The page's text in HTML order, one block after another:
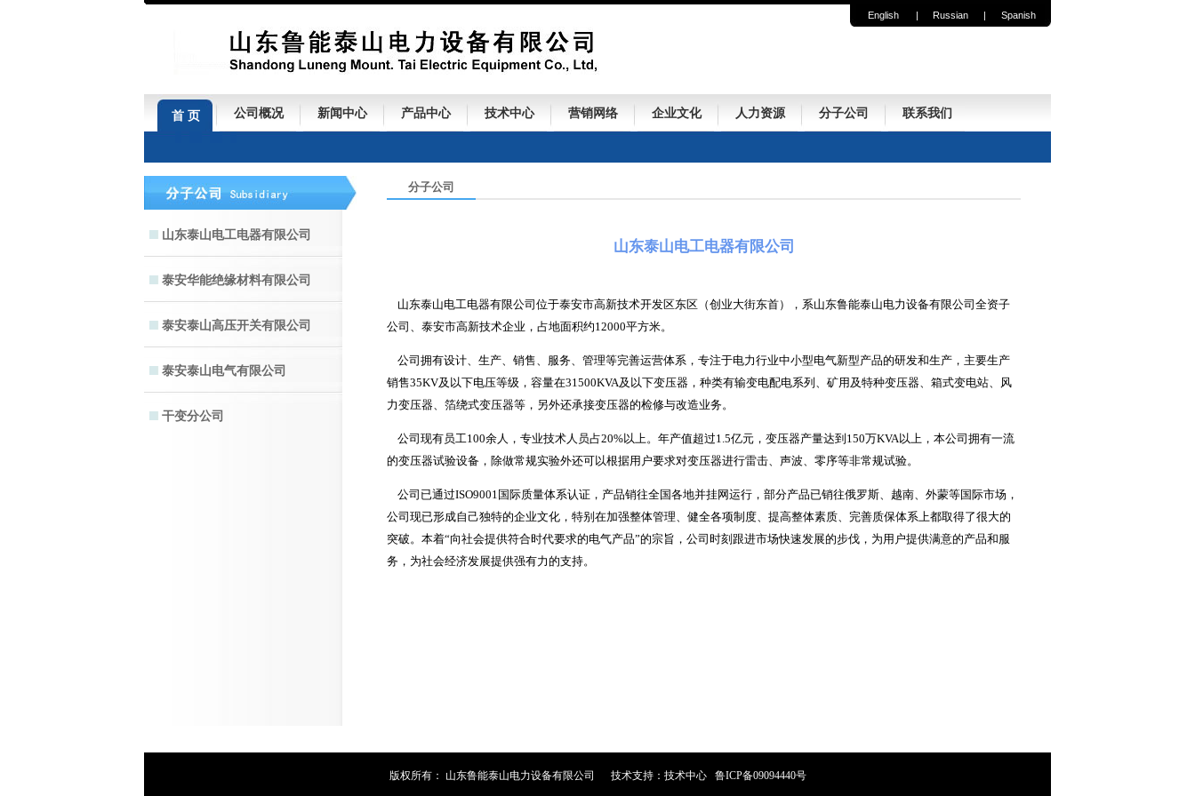
English | Russian | Spanish
首 页 公司概况 新闻中心 产品中心 技术中心 营销网络 企业文化 人力资源 分子公司 联系我们
山东泰山电工电器有限公司
泰安华能绝缘材料有限公司
泰安泰山高压开关有限公司
泰安泰山电气有限公司
干变分公司
分子公司
山东泰山电工电器有限公司
山东泰山电工电器有限公司位于泰安市高新技术开发区东区（创业大街东首），系山东鲁能泰山电力设备有限公司全资子
公司、泰安市高新技术企业，占地面积约12000平方米。
公司拥有设计、生产、销售、服务、管理等完善运营体系，专注于电力行业中小型电气新型产品的研发和生产，主要生产
销售35KV及以下电压等级，容量在31500KVA及以下变压器，种类有输变电配电系列、矿用及特种变压器、箱式变电站、风
力变压器、箔绕式变压器等，另外还承接变压器的检修与改造业务。
公司现有员工100余人，专业技术人员占20%以上。年产值超过1.5亿元，变压器产量达到150万KVA以上，本公司拥有一流
的变压器试验设备，除做常规实验外还可以根据用户要求对变压器进行雷击、声波、零序等非常规试验。
公司已通过ISO9001国际质量体系认证，产品销往全国各地并挂网运行，部分产品已销往俄罗斯、越南、外蒙等国际市场，
公司现已形成自己独特的企业文化，特别在加强整体管理、健全各项制度、提高整体素质、完善质保体系上都取得了很大的
突破。本着“向社会提供符合时代要求的电气产品”的宗旨，公司时刻跟进市场快速发展的步伐，为用户提供满意的产品和服
务，为社会经济发展提供强有力的支持。
版权所有： 山东鲁能泰山电力设备有限公司 技术支持：技术中心 鲁ICP备09094440号